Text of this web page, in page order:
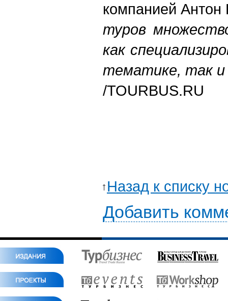
компанией
туров
как
тематике, так и
/TOURBUS.RU
Назад к списку
Добавить